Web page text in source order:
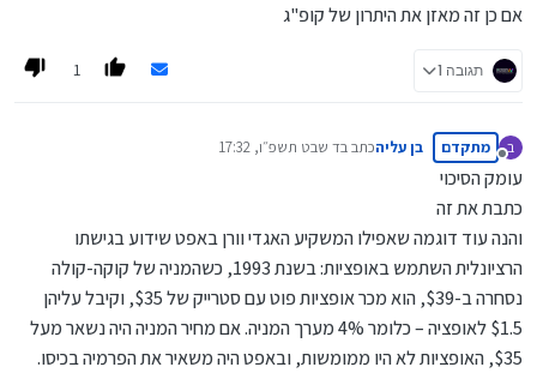
אם כן זה מאזן את היתרון של קופ"ג
תגובה 1 1
ב
מנותק
מתקדם בן עליהכתב בד שבט תשפ״ו, 17:32
נערך לאחרונה על ידי
עומק הסיכוי
כתבת את זה
והנה עוד דוגמה שאפילו המשקיע האגדי וורן באפט שידוע בגישתו
הרציונלית השתמש באופציות: בשנת 1993, כשהמניה של קוקה-קולה
נסחרה ב-$39, הוא מכר אופציות פוט עם סטרייק של $35, וקיבל עליהן
$1.5 לאופציה – כלומר 4% מערך המניה. אם מחיר המניה היה נשאר מעל
$35, האופציות לא היו ממומשות, ובאפט היה משאיר את הפרמיה בכיסו.